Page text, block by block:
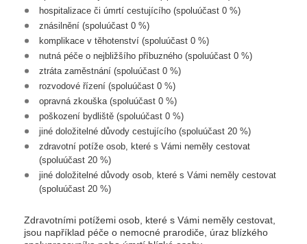
hospitalizace či úmrtí cestujícího (spoluúčast 0 %)
znásilnění (spoluúčast 0 %)
komplikace v těhotenství (spoluúčast 0 %)
nutná péče o nejbližšího příbuzného (spoluúčast 0 %)
ztráta zaměstnání (spoluúčast 0 %)
rozvodové řízení (spoluúčast 0 %)
opravná zkouška (spoluúčast 0 %)
poškození bydliště (spoluúčast 0 %)
jiné doložitelné důvody cestujícího (spoluúčast 20 %)
zdravotní potíže osob, které s Vámi neměly cestovat
(spoluúčast 20 %)
jiné doložitelné důvody osob, které s Vámi neměly cestovat
(spoluúčast 20 %)
Zdravotními potížemi osob, které s Vámi neměly cestovat,
jsou například péče o nemocné prarodiče, úraz blízkého